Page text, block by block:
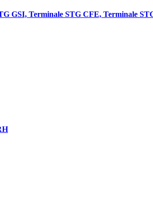
GSI, Terminale STG CFE, Terminale